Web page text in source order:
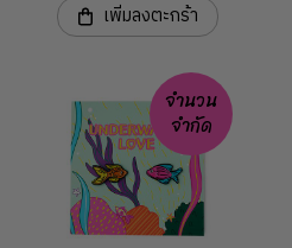
เพิ่มลงตะกร้า
จำนวน
จำกัด